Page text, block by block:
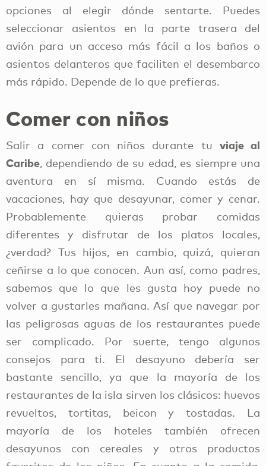
opciones al elegir dónde sentarte. Puedes
seleccionar asientos en la parte trasera del
avión para un acceso más fácil a los baños o
asientos delanteros que faciliten el desembarco
más rápido. Depende de lo que prefieras.
Comer con niños
Salir a comer con niños durante tu viaje al
Caribe, dependiendo de su edad, es siempre una
aventura en sí misma. Cuando estás de
vacaciones, hay que desayunar, comer y cenar.
Probablemente quieras probar comidas
diferentes y disfrutar de los platos locales,
¿verdad? Tus hijos, en cambio, quizá, quieran
ceñirse a lo que conocen. Aun así, como padres,
sabemos que lo que les gusta hoy puede no
volver a gustarles mañana. Así que navegar por
las peligrosas aguas de los restaurantes puede
ser complicado. Por suerte, tengo algunos
consejos para ti. El desayuno debería ser
bastante sencillo, ya que la mayoría de los
restaurantes de la isla sirven los clásicos: huevos
revueltos, tortitas, beicon y tostadas. La
mayoría de los hoteles también ofrecen
desayunos con cereales y otros productos